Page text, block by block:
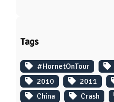
Tags
#HornetOnTour
2010
2011
China
Crash